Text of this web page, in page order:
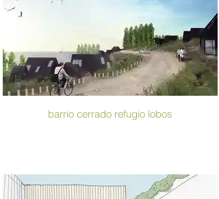
barrio cerrado refugio lobos